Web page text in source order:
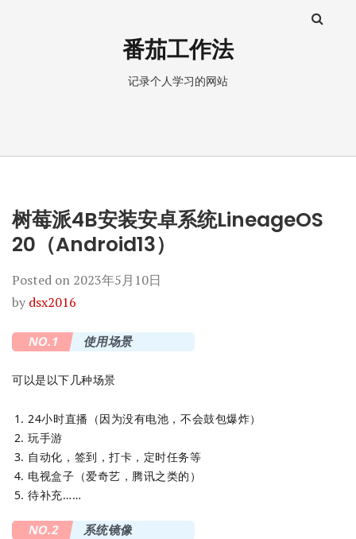
番茄工作法
记录个人学习的网站
树莓派4B安装安卓系统LineageOS
20（Android13）
Posted on 2023年5月10日
by dsx2016
NO.1 使用场景
可以是以下几种场景
24小时直播（因为没有电池，不会鼓包爆炸）
玩手游
自动化，签到，打卡，定时任务等
电视盒子（爱奇艺，腾讯之类的）
待补充……
NO.2 系统镜像